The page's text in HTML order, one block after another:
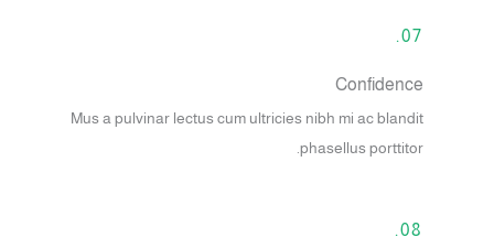
07.
Confidence
Mus a pulvinar lectus cum ultricies nibh mi ac blandit
phasellus porttitor.
08.